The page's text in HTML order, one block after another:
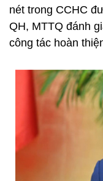
nét trong CCHC
QH, MTTQ đánh
công tác hoàn